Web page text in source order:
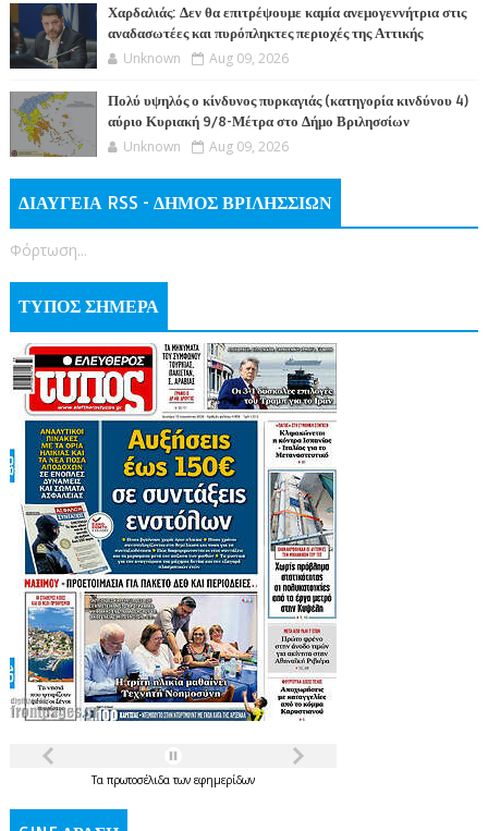
Χαρδαλιάς: Δεν θα επιτρέψουμε καμία ανεμογεννήτρια στις
αναδασωτέες και πυρόπληκτες περιοχές της Αττικής
Unknown Aug 09, 2026
Πολύ υψηλός ο κίνδυνος πυρκαγιάς (κατηγορία κινδύνου 4)
αύριο Κυριακή 9/8-Μέτρα στο Δήμο Βριλησσίων
Unknown Aug 09, 2026
ΔΙΑΥΓΕΙΑ RSS - ΔΗΜΟΣ ΒΡΙΛΗΣΣΙΩΝ
Φόρτωση...
ΤΥΠΟΣ ΣΗΜΕΡΑ
Τα πρωτοσέλιδατων εφημερίδων